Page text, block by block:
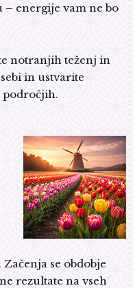
– energije vam ne bo
notranjih teženj in
in ustvarite
področjih.
se obdobje
rezultate na vseh